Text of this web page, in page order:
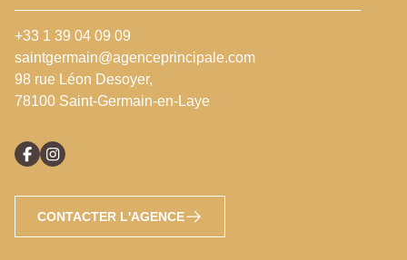
+33 1 39 04 09 09
saintgermain@agenceprincipale.com
98 rue Léon Desoyer,
78100 Saint-Germain-en-Laye
CONTACTER L'AGENCE